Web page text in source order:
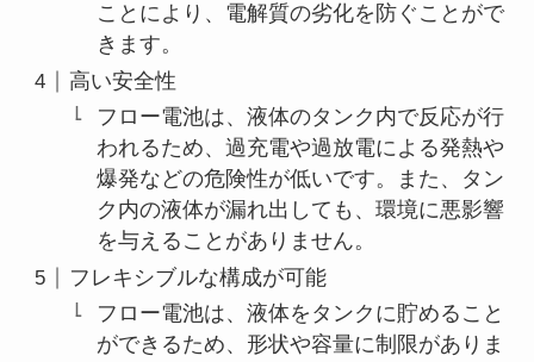
ことにより、電解質の劣化を防ぐことがで
きます。
高い安全性
フロー電池は、液体のタンク内で反応が行
われるため、過充電や過放電による発熱や
爆発などの危険性が低いです。また、タン
ク内の液体が漏れ出しても、環境に悪影響
を与えることがありません。
フレキシブルな構成が可能
フロー電池は、液体をタンクに貯めること
ができるため、形状や容量に制限がありま